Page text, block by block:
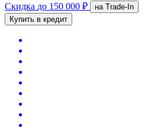
Скидка до 150 000 ₽
на Trade-In
Купить в кредит